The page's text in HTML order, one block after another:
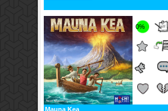
0%
Mauna Kea